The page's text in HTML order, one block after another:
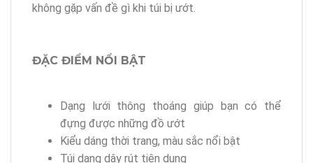
không gặp vấn đề gì khi túi bị ướt.
ĐẶC ĐIỂM NỔI BẬT
Dạng lưới thông thoáng giúp bạn có thể
đựng được những đồ ướt
Kiểu dáng thời trang, màu sắc nổi bật
Túi dạng dây rút tiện dụng